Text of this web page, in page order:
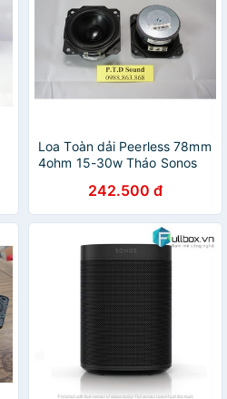
Loa Toàn dải Peerless 78mm
4ohm 15-30w Tháo Sonos
242.500 đ